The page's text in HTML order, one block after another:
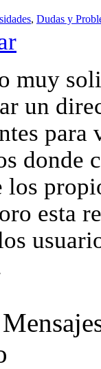
, Dudas y
muy
un
para
donde
los
esta